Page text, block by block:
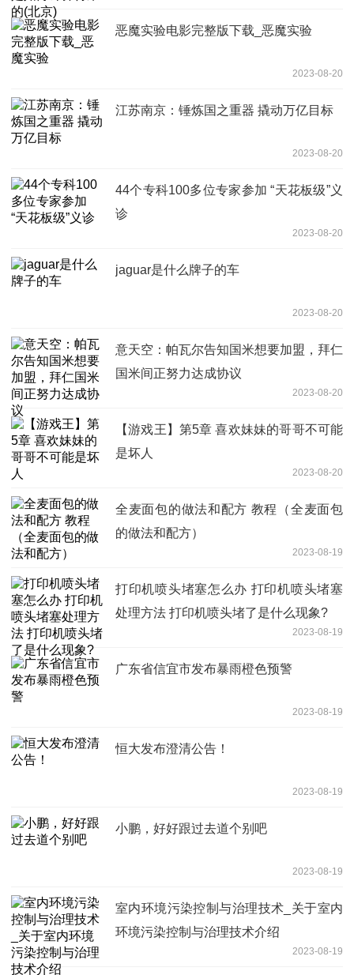
恶魔实验电影完整版下载_恶魔实验
2023-08-20
江苏南京：锤炼国之重器 撬动万亿目标
2023-08-20
44个专科100多位专家参加 “天花板级”义
诊
2023-08-20
jaguar是什么牌子的车
2023-08-20
意天空：帕瓦尔告知国米想要加盟，拜仁
国米间正努力达成协议
2023-08-20
【游戏王】第5章 喜欢妹妹的哥哥不可能
是坏人
2023-08-20
全麦面包的做法和配方 教程（全麦面包
的做法和配方）
2023-08-19
打印机喷头堵塞怎么办 打印机喷头堵塞
处理方法 打印机喷头堵了是什么现象?
2023-08-19
广东省信宜市发布暴雨橙色预警
2023-08-19
恒大发布澄清公告！
2023-08-19
小鹏，好好跟过去道个别吧
2023-08-19
室内环境污染控制与治理技术_关于室内
环境污染控制与治理技术介绍
2023-08-19